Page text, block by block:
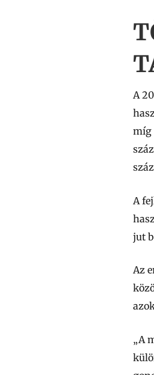
A
míg
A
jut
Az
„A